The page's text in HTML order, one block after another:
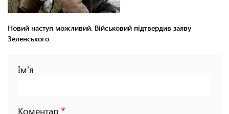
Новий наступ можливий. Військовий підтвердив заяву
Зеленського
Ім'я
Коментар